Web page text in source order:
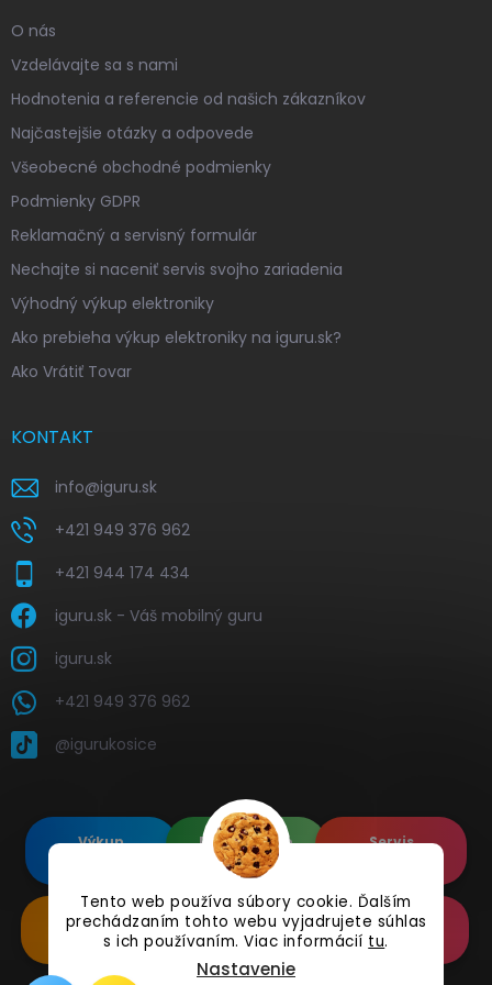
Tento web používa súbory cookie. Ďalším
prechádzaním tohto webu vyjadrujete súhlas
s ich používaním. Viac informácií tu.
Nastavenie
O nás
Vzdelávajte sa s nami
Hodnotenia a referencie od našich zákazníkov
Najčastejšie otázky a odpovede
Všeobecné obchodné podmienky
Podmienky GDPR
Reklamačný a servisný formulár
Nechajte si naceniť servis svojho zariadenia
Výhodný výkup elektroniky
Ako prebieha výkup elektroniky na iguru.sk?
Ako Vrátiť Tovar
KONTAKT
info@iguru.sk
+421 949 376 962
+421 944 174 434
iguru.sk - Váš mobilný guru
iguru.sk
+421 949 376 962
@igurukosice
Výkup
Renovované
Apple's
Servis
Renovované
Samsung's
Doplnkové
Príslušenstvo
Online
Reklamácia